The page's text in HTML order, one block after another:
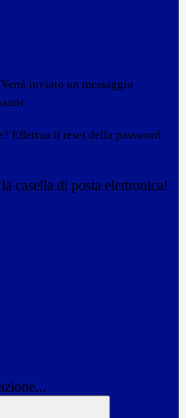
Verrà inviato un messaggio
Effettua il reset della password
casella di posta elettronica!